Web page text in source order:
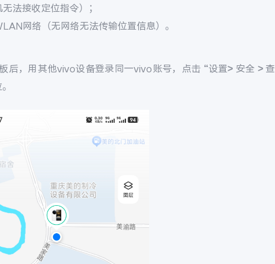
法接收定位指令）；
网络（无网络无法传输位置信息）。
后，用其他vivo设备登录同一vivo账号，点击 “设置> 安全 > 查